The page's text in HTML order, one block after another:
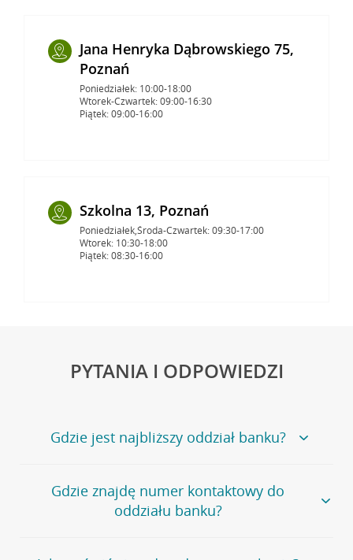
Jana Henryka Dąbrowskiego 75,
Poznań
Poniedziałek: 10:00-18:00
Wtorek-Czwartek: 09:00-16:30
Piątek: 09:00-16:00
Szkolna 13, Poznań
Poniedziałek,Środa-Czwartek: 09:30-17:00
Wtorek: 10:30-18:00
Piątek: 08:30-16:00
PYTANIA I ODPOWIEDZI
Gdzie jest najbliższy oddział banku?
Jeśli szukasz oddziału naszego banku, zapraszamy na
stronęPlacówki i bankomaty, na której znajduje się
wygodna wyszukiwarka.
oddziałów
Gdzie znajdę numer kontaktowy do
oddziału banku?
Bank Credit Agricole nie udostępnia ogólnego numeru